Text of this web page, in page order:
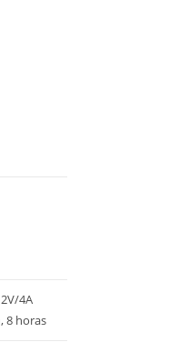
4A
8 horas